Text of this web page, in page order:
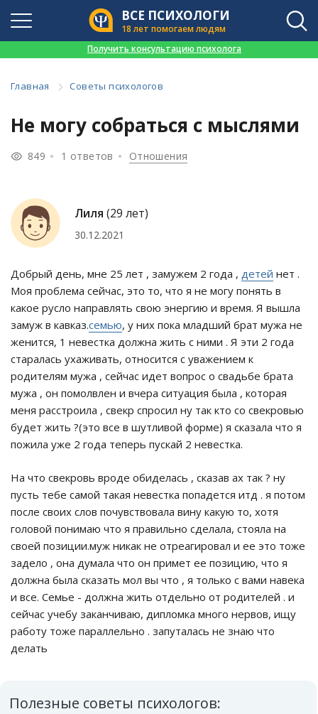
ВСЕ ПСИХОЛОГИ
18 лет помогаем людям
Получить консультацию психолога
Главная Советы психологов
Не могу собраться с мыслями
849 1 ответов Отношения
Лиля (29 лет)
30.12.2021
Добрый день, мне 25 лет , замужем 2 года , детей нет .
Моя проблема сейчас, это то, что я не могу понять в
какое русло направлять свою энергию и время. Я вышла
замуж в кавказ.семью, у них пока младший брат мужа не
женится, 1 невестка должна жить с ними . Я эти 2 года
старалась ухаживать, относится с уважением к
родителям мужа , сейчас идет вопрос о свадьбе брата
мужа , он помолвлен и вчера ситуация была , которая
меня расстроила , свекр спросил ну так кто со свекровью
будет жить ?(это все в шутливой форме) я сказала что я
пожила уже 2 года теперь пускай 2 невестка.
На что свекровь вроде обиделась , сказав ах так ? ну
пусть тебе самой такая невестка попадется итд . я потом
после своих слов почувствовала вину какую то, хотя
головой понимаю что я правильно сделала, стояла на
своей позиции.муж никак не отреагировал и ее это тоже
задело , она думала что он примет ее позицию, что я
должна была сказать мол вы что , я только с вами навека
и все. Семье - должна жить отдельно от родителей . и
сейчас учебу заканчиваю, дипломка много нервов, ищу
работу тоже параллельно . запуталась не знаю что
делать
Полезные советы психологов: